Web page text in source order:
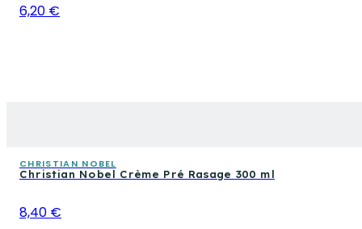
6,20 €
CHRISTIAN NOBEL
Christian Nobel Crème Pré Rasage 300 ml
8,40 €